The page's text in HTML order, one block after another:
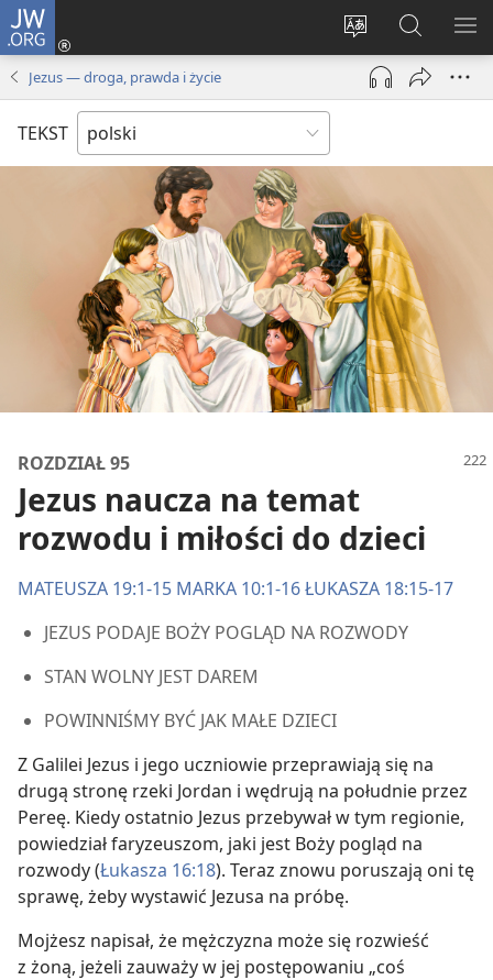
JW.ORG
Wybór
języka
Logowanie
(opens
window)
Szukaj
na
JW.ORG
Jezus — droga, prawda i życie
TEKST
ROZDZIAŁ 95
Jezus naucza na temat
rozwodu i miłości do dzieci
MATEUSZA 19:1-15 MARKA 10:1-16ŁUKASZA 18:15-17
JEZUS PODAJE BOŻY POGLĄD NA ROZWODY
STAN WOLNY JEST DAREM
POWINNIŚMY BYĆ JAK MAŁE DZIECI
Z Galilei Jezus i jego uczniowie przeprawiają się na
drugą stronę rzeki Jordan i wędrują na południe przez
Pereę. Kiedy ostatnio Jezus przebywał w tym regionie,
powiedział faryzeuszom, jaki jest Boży pogląd na
rozwody (Łukasza 16:18). Teraz znowu poruszają oni tę
sprawę, żeby wystawić Jezusa na próbę.
Mojżesz napisał, że mężczyzna może się rozwieść
z żoną, jeżeli zauważy w jej postępowaniu „coś